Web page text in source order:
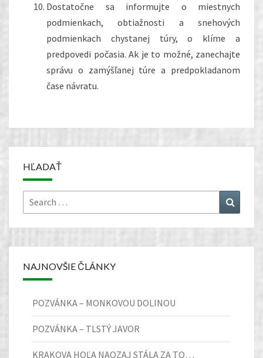
Dostatočne sa informujte o miestnych
podmienkach, obtiažnosti a snehových
podmienkach chystanej túry, o klíme a
predpovedi počasia. Ak je to možné, zanechajte
správu o zamýšľanej túre a predpokladanom
čase návratu.
HĽADAŤ
Search
for:
NAJNOVŠIE ČLÁNKY
POZVÁNKA – MONKOVOU DOLINOU
POZVÁNKA – TLSTÝ JAVOR
KRAKOVA HOĽA NAOZAJ STÁLA ZA TO…